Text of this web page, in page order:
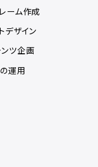
ーム作成
デザイン
ツ企画
運用